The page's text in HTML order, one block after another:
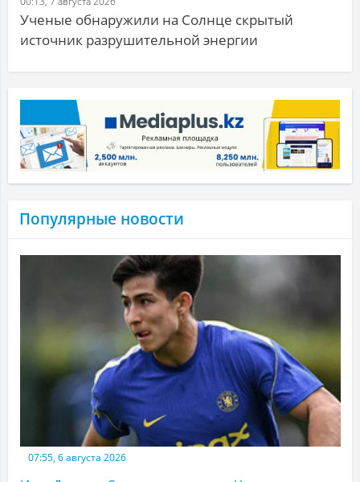
Ученые обнаружили на Солнце скрытый
источник разрушительной энергии
Популярные новости
07:55, 6 августа 2026